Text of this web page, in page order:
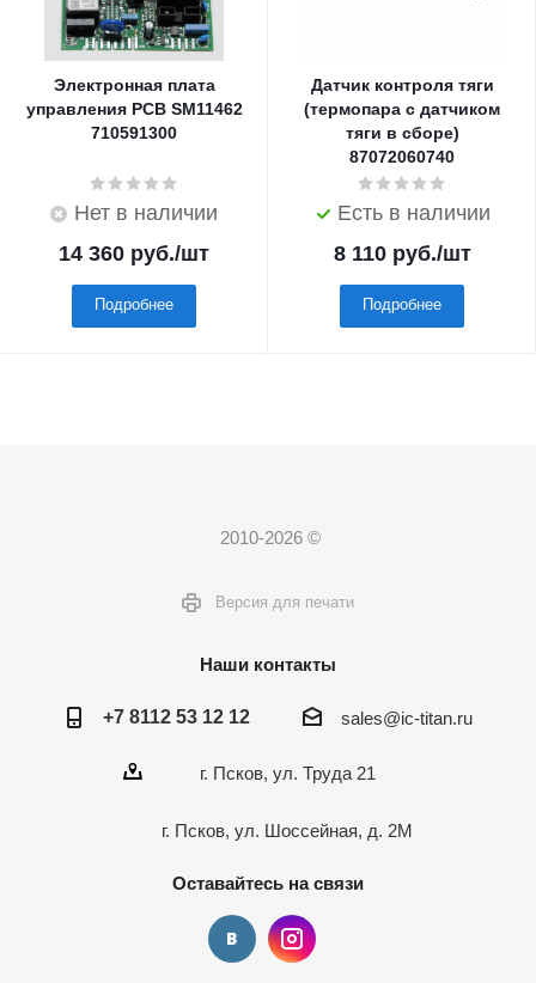
Электронная плата
управления PCB SM11462
710591300
Нет в наличии
14 360 руб./шт
Подробнее
Датчик контроля тяги
(термопара с датчиком
тяги в сборе)
87072060740
Есть в наличии
8 110руб./шт
Подробнее
2010-2026 ©
Версия для печати
Наши контакты
+7 8112 53 12 12 sales@ic-titan.ru
г. Псков, ул. Труда 21
г. Псков, ул. Шоссейная, д. 2М
Оставайтесь на связи